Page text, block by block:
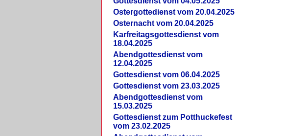
Ostergottedienst vom 20.04.2025
Osternacht vom 20.04.2025
Karfreitagsgottesdienst vom
18.04.2025
Abendgottesdienst vom
12.04.2025
Gottesdienst vom 06.04.2025
Gottesdienst vom 23.03.2025
Abendgottesdienst vom
15.03.2025
Gottesdienst zum Potthuckefest
vom 23.02.2025